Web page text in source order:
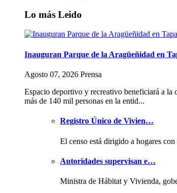
Lo más Leido
Inauguran Parque de la Aragüeñidad en
Agosto 07, 2026 Prensa
Espacio deportivo y recreativo beneficiará a la
más de 140 mil personas en la entid...
Registro Único de Vivien…
El censo está dirigido a hogares
Autoridades supervisan e…
Ministra de Hábitat y Vivienda,